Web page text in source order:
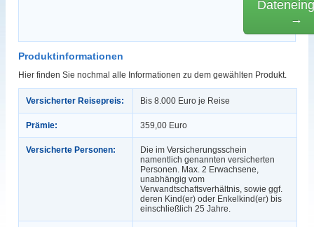
→
Produktinformationen
Hier finden Sie nochmal alle Informationen zu dem gewählten Produkt.
Versicherter Reisepreis: Bis 8.000 Euro je Reise
Prämie: 359,00 Euro
Versicherte Personen:
Die im Versicherungsschein
namentlich genannten versicherten
Personen. Max. 2 Erwachsene,
unabhängig vom
Verwandtschaftsverhältnis, sowie ggf.
deren Kind(er) oder Enkelkind(er) bis
einschließlich 25 Jahre.